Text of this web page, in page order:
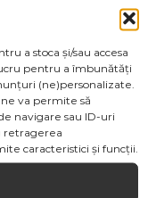
a stoca și/sau accesa
pentru a îmbunătăți
(ne)personalizate.
va permite să
navigare sau ID-uri
retragerea
caracteristici și funcții.
Tweet This
Product